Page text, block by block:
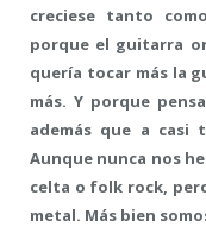
creciese tanto
porque el guitarra
quería tocar más la
más. Y porque
además que a casi
Aunque nunca nos
celta o folk rock,
metal. Más bien